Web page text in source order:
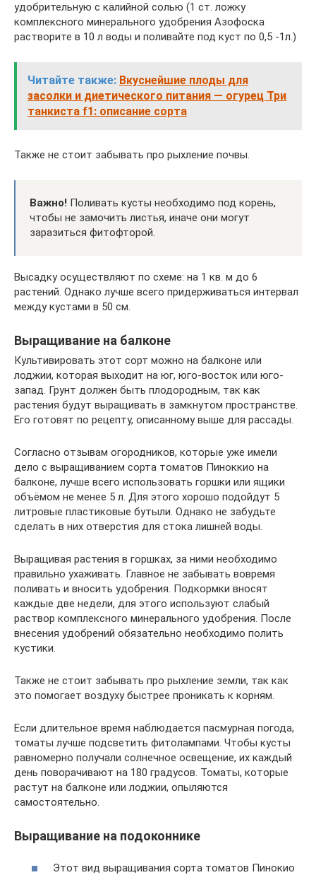
удобрительную с калийной солью (1 ст. ложку
комплексного минерального удобрения Азофоска
растворите в 10 л воды и поливайте под куст по 0,5 -1л.)
Читайте также: Вкуснейшие плоды для
засолки и диетического питания — огурец Три
танкиста f1: описание сорта
Также не стоит забывать про рыхление почвы.
Важно! Поливать кусты необходимо под корень,
чтобы не замочить листья, иначе они могут
заразиться фитофторой.
Высадку осуществляют по схеме: на 1 кв. м до 6
растений. Однако лучше всего придерживаться интервал
между кустами в 50 см.
Выращивание на балконе
Культивировать этот сорт можно на балконе или
лоджии, которая выходит на юг, юго-восток или юго-
запад. Грунт должен быть плодородным, так как
растения будут выращивать в замкнутом пространстве.
Его готовят по рецепту, описанному выше для рассады.
Согласно отзывам огородников, которые уже имели
дело с выращиванием сорта томатов Пиноккио на
балконе, лучше всего использовать горшки или ящики
объёмом не менее 5 л. Для этого хорошо подойдут 5
литровые пластиковые бутыли. Однако не забудьте
сделать в них отверстия для стока лишней воды.
Выращивая растения в горшках, за ними необходимо
правильно ухаживать. Главное не забывать вовремя
поливать и вносить удобрения. Подкормки вносят
каждые две недели, для этого используют слабый
раствор комплексного минерального удобрения. После
внесения удобрений обязательно необходимо полить
кустики.
Также не стоит забывать про рыхление земли, так как
это помогает воздуху быстрее проникать к корням.
Если длительное время наблюдается пасмурная погода,
томаты лучше подсветить фитолампами. Чтобы кусты
равномерно получали солнечное освещение, их каждый
день поворачивают на 180 градусов. Томаты, которые
растут на балконе или лоджии, опыляются
самостоятельно.
Выращивание на подоконнике
Этот вид выращивания сорта томатов Пинокио